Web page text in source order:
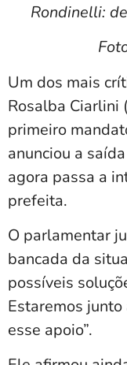
Rondinelli:
Um dos mais
Rosalba Ciarlini
primeiro
anunciou a
agora passa a
prefeita.
O parlamentar
bancada da
possíveis
Estaremos
esse apoio”.